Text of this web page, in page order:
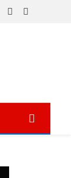
InstagramWhatsApp